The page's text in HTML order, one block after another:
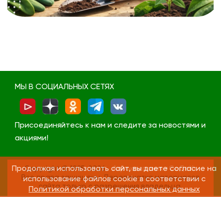
МЫ В СОЦИАЛЬНЫХ СЕТЯХ
Присоединяйтесь к нам и следите за новостями и
акциями!
Copyright © 1995-2026
Агрокомпания «СеДеК»
Все права защищены. Перепечатка материалов
сайта только с разрешения владельца.
Продолжая использовать сайт, вы даете согласие на
использование файлов cookie в соответствии с
Политикой обработки персональных данных